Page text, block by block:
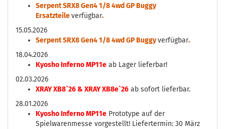
Serpent SRX8 Gen4 1/8 4wd GP Buggy
Ersatzteileverfügbar.
15.05.2026
Serpent SRX8 Gen4 1/8 4wd GP Buggyverfügbar.
18.04.2026
Kyosho Inferno MP11e ab Lager lieferbar!
02.03.2026
XRAY XB8`26 & XRAY XB8e`26 ab sofort lieferbar.
28.01.2026
Kyosho Inferno MP11e Prototype auf der
Spielwarenmesse vorgestellt! Liefertermin: 30 März